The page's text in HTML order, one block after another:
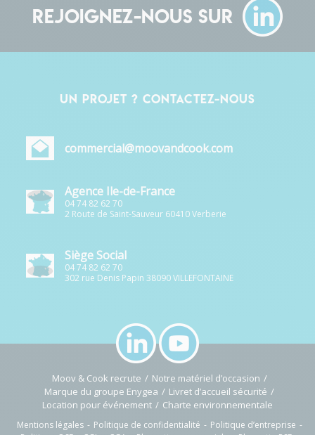
Rejoignez-nous sur
Un projet ? Contactez-nous
commercial@moovandcook.com
Agence Ile-de-France
04 74 82 62 70
2 Route de Saint-Sauveur 60410 Verberie
Siège Social
04 74 82 62 70
302 rue Denis Papin 38090 VILLEFONTAINE
Moov & Cook recrute
Notre matériel d’occasion
Marque du groupe Enygea
Livret d’accueil sécurité
Location pour événement
Charte environnementale
Mentions légales Politique de confidentialité
Politique d’entreprise